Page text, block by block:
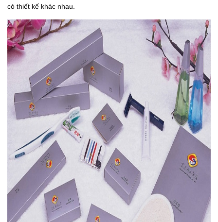
có thiết kế khác nhau.